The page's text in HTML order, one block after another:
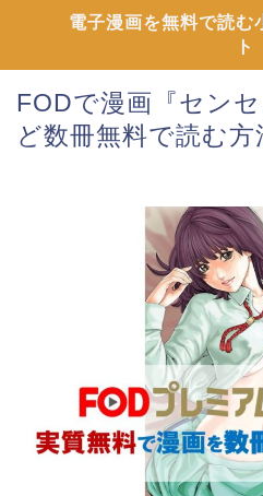
電子漫画を無料で読む
ト
FODで漫画『セン
ど数冊無料で読む方